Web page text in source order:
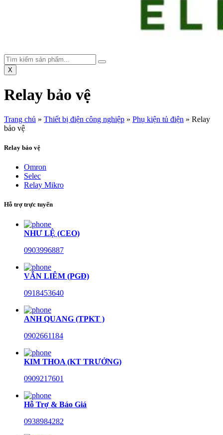
X
Relay bảo vệ
Trang chủ » Thiết bị điện công nghiệp » Phụ kiện tủ điện » Relay
bảo vệ
Relay bảo vệ
Omron
Selec
Relay Mikro
Hỗ trợ trực tuyến
NHƯ LỆ (CEO)
0903996887
VĂN LIÊM (PGĐ)
0918453640
ANH QUANG (TPKT )
0902661184
KIM THOA (KT TRƯỞNG)
0909217601
Hỗ Trợ & Báo Giá
0938984282